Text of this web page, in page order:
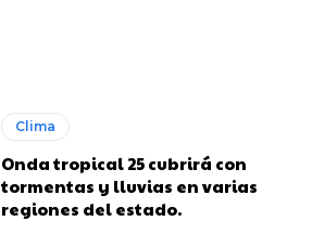
Clima
Onda tropical 25 cubrirá con
tormentas y lluvias en varias
regiones del estado.